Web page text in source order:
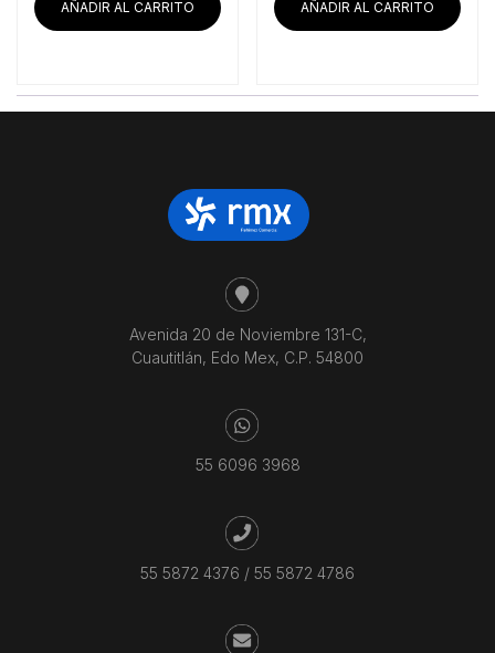
era:
$18,272.41.
es:
$15,125.00.
AÑADIR AL CARRITO
era:
$26,587.93.
AÑADIR AL CARRITO
Avenida 20 de Noviembre 131-C,
Cuautitlán, Edo Mex, C.P. 54800
55 6096 3968
55 5872 4376 / 55 5872 4786